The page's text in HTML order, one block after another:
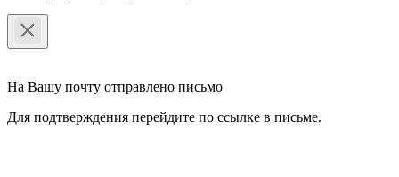
На Вашу почту отправлено письмо
Для подтверждения перейдите по ссылке в письме.